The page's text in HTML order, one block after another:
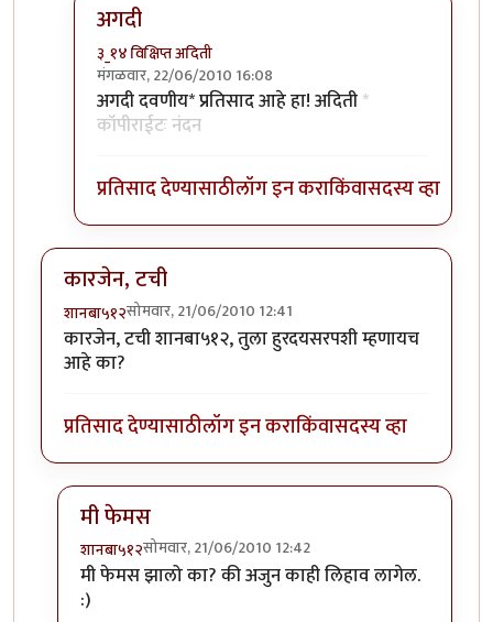
अगदी
३_१४ विक्षिप्त अदिती
मंगळवार, 22/06/2010 16:08
In reply toसौंदर्यफुbyNile
अगदी दवणीय* प्रतिसाद आहे हा! अदिती*
कॉपीराईटः नंदन
प्रतिसाद देण्यासाठीलॉग इन कराकिंवासदस्य व्हा
कारजेन, टची
शानबा५१२सोमवार, 21/06/2010 12:41
कारजेन, टची शानबा५१२, तुला हुरदयसरपशी म्हणायच
आहे का?
प्रतिसाद देण्यासाठीलॉग इन कराकिंवासदस्य व्हा
मी फेमस
शानबा५१२सोमवार, 21/06/2010 12:42
In reply toकारजेन, टचीbyशानबा५१२
मी फेमस झालो का? की अजुन काही लिहाव लागेल.
:)